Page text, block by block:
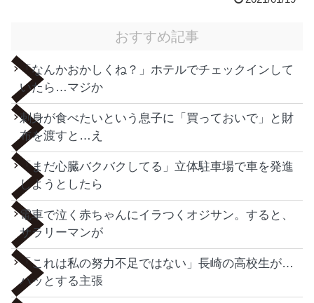
おすすめ記事
「なんかおかしくね？」ホテルでチェックインして
いたら…マジか
刺身が食べたいという息子に「買っておいで」と財
布を渡すと…え
「まだ心臓バクバクしてる」立体駐車場で車を発進
しようとしたら
電車で泣く赤ちゃんにイラつくオジサン。すると、
サラリーマンが
「これは私の努力不足ではない」長崎の高校生が…
ハッとする主張